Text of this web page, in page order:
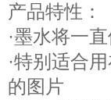
产品特性：
·墨水将一
·特别适合
的图片